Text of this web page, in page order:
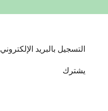
التسجيل بالبريد الإلكتروني
يشترك